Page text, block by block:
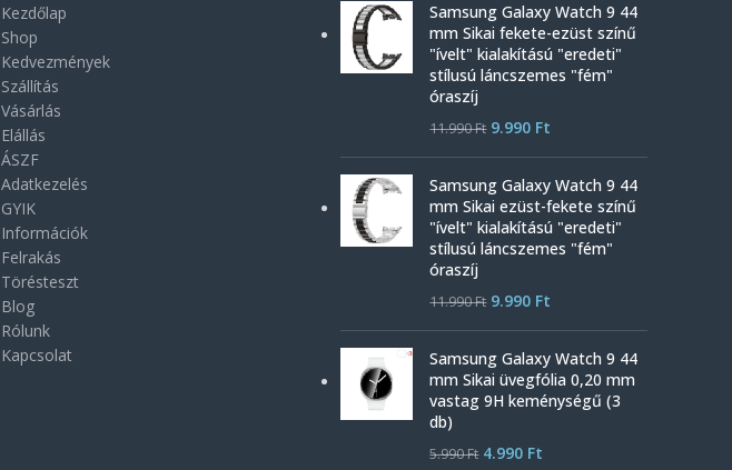
Kezdőlap
Shop
Kedvezmények
Szállítás
Vásárlás
Elállás
ÁSZF
Adatkezelés
GYIK
Információk
Felrakás
Törésteszt
Blog
Rólunk
Kapcsolat
Samsung Galaxy Watch 9 44
mm Sikai fekete-ezüst színű
"ívelt" kialakítású "eredeti"
stílusú láncszemes "fém"
óraszíj
11.990Ft 9.990 Ft
Samsung Galaxy Watch 9 44
mm Sikai ezüst-fekete színű
"ívelt" kialakítású "eredeti"
stílusú láncszemes "fém"
óraszíj
11.990Ft 9.990 Ft
Samsung Galaxy Watch 9 44
mm Sikai üvegfólia 0,20 mm
vastag 9H keménységű (3
db)
5.990Ft 4.990 Ft